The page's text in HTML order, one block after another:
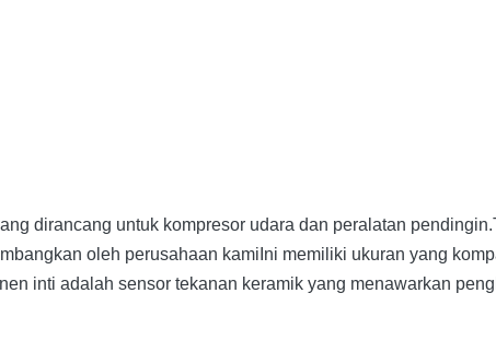
dirancang untuk kompresor udara dan peralatan
oleh perusahaan kamiIni memiliki ukuran yang
inti adalah sensor tekanan keramik yang menawarkan